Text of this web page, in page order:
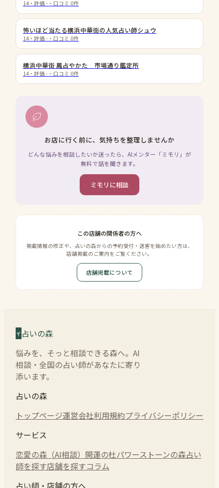
14 ・評価 - ・口コミ 0件
怖いほど当たる横浜中華街の人気占い師シュウ
14 ・評価 - ・口コミ 0件
横浜中華街 鳳占やかた 市場通り鑑定所
14 ・評価 - ・口コミ 0件
お店に行く前に、気持ちを整理しませんか
どんな悩みを相談したいか迷ったら、AIメンター「ミモリ」が
無料で話を聞きます。
ミモリに相談
この店舗の関係者の方へ
掲載情報の修正や、占いの森からの予約受付・送客を始めたい方は、
店舗掲載のご案内をご覧ください。
店舗掲載について
占いの森
悩みを、そっと相談できる森へ。AI
相談・全国の占い師があなたに寄り
添います。
占いの森
トップページ運営会社利用規約プライバシーポリシー
サービス
恋愛の森（AI相談） 開運の杜パワーストーンの森占い
師を探す店舗を探すコラム
占い師・店舗の方へ